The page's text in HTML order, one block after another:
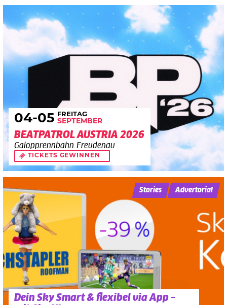
04-05 FREITAG
SEPTEMBER
BEATPATROL AUSTRIA 2026
Galopprennbahn Freudenau
TICKETS GEWINNEN
Dein Sky Smart & flexibel via App –
Stories Advertorial